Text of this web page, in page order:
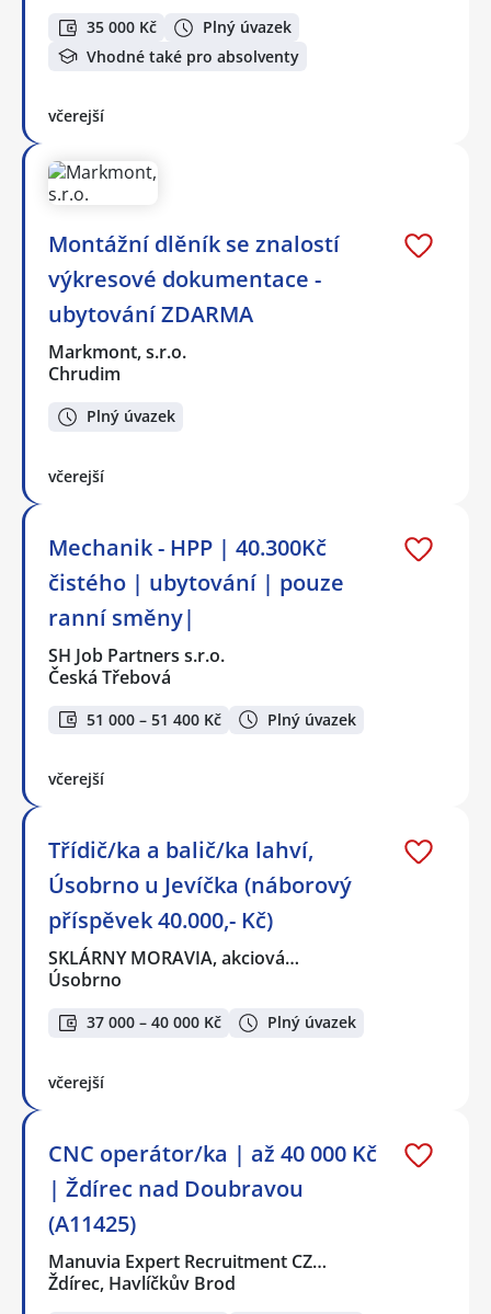
35 000 Kč
Plný úvazek
Vhodné také pro absolventy
včerejší
Montážní dlěník se znalostí
výkresové dokumentace -
ubytování ZDARMA
Markmont, s.r.o.
Chrudim
Plný úvazek
včerejší
Mechanik - HPP | 40.300Kč
čistého | ubytování | pouze
ranní směny|
SH Job Partners s.r.o.
Česká Třebová
51 000 – 51 400 Kč Plný úvazek
včerejší
Třídič/ka a balič/ka lahví,
Úsobrno u Jevíčka (náborový
příspěvek 40.000,- Kč)
SKLÁRNY MORAVIA, akciová…
Úsobrno
37 000 – 40 000 Kč Plný úvazek
včerejší
CNC operátor/ka | až 40 000 Kč
| Ždírec nad Doubravou
(A11425)
Manuvia Expert Recruitment CZ…
Ždírec, Havlíčkův Brod